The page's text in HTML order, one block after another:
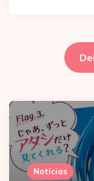
Notícias